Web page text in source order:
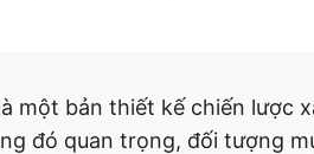
một bản thiết kế chiến lược
đó quan trọng, đối tượng